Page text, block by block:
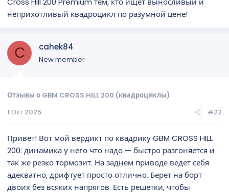
неприхотливый квадроцикл по разумной цене!
C cahek84
New member
Отзывы о GBM CROSS HILL 200 (квадроциклы)
1 Окт 2025
#22
Привет! Вот мой вердикт по квадрику GBM CROSS HILL
200: динамика у него что надо — быстро разгоняется и
так же резко тормозит. На заднем приводе ведет себя
адекватно, дрифтует просто отлично. Берет на борт
двоих без всяких напрягов. Есть решетки, чтобы